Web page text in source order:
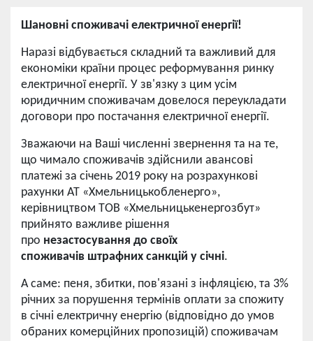
Шановні споживачі електричної енергії!
Наразі відбувається складний та важливий для
економіки країни процес реформування ринку
електричної енергії. У зв'язку з цим усім
юридичним споживачам довелося переукладати
договори про постачання електричної енергії.
Зважаючи на Ваші численні звернення та на те,
що чимало споживачів здійснили авансові
платежі за січень 2019 року на розрахункові
рахунки АТ «Хмельницькобленерго»,
керівництвом ТОВ «Хмельницькенергозбут»
прийнято важливе рішення
про незастосування до своїх
споживачів штрафних санкцій у січні.
А саме: пеня, збитки, пов'язані з інфляцією, та 3%
річних за порушення термінів оплати за спожиту
в січні електричну енергію (відповідно до умов
обраних комерційних пропозицій) споживачам